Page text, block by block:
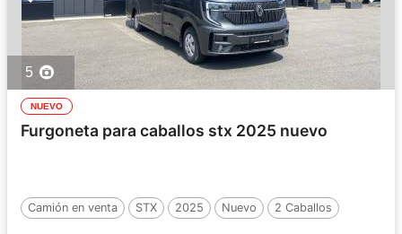
5
NUEVO
Furgoneta para caballos stx 2025 nuevo
Camión en venta STX 2025 Nuevo 2 Caballos